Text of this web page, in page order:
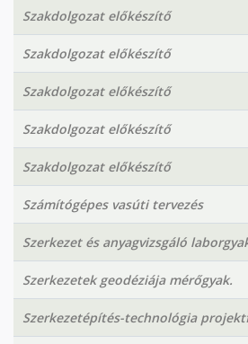
Szakdolgozat előkészítő
Szakdolgozat előkészítő
Szakdolgozat előkészítő
Szakdolgozat előkészítő
Szakdolgozat előkészítő
Számítógépes vasúti tervezés
Szerkezet és anyagvizsgáló
Szerkezetek geodéziája mérőgyak.
Szerkezetépítés-technológia